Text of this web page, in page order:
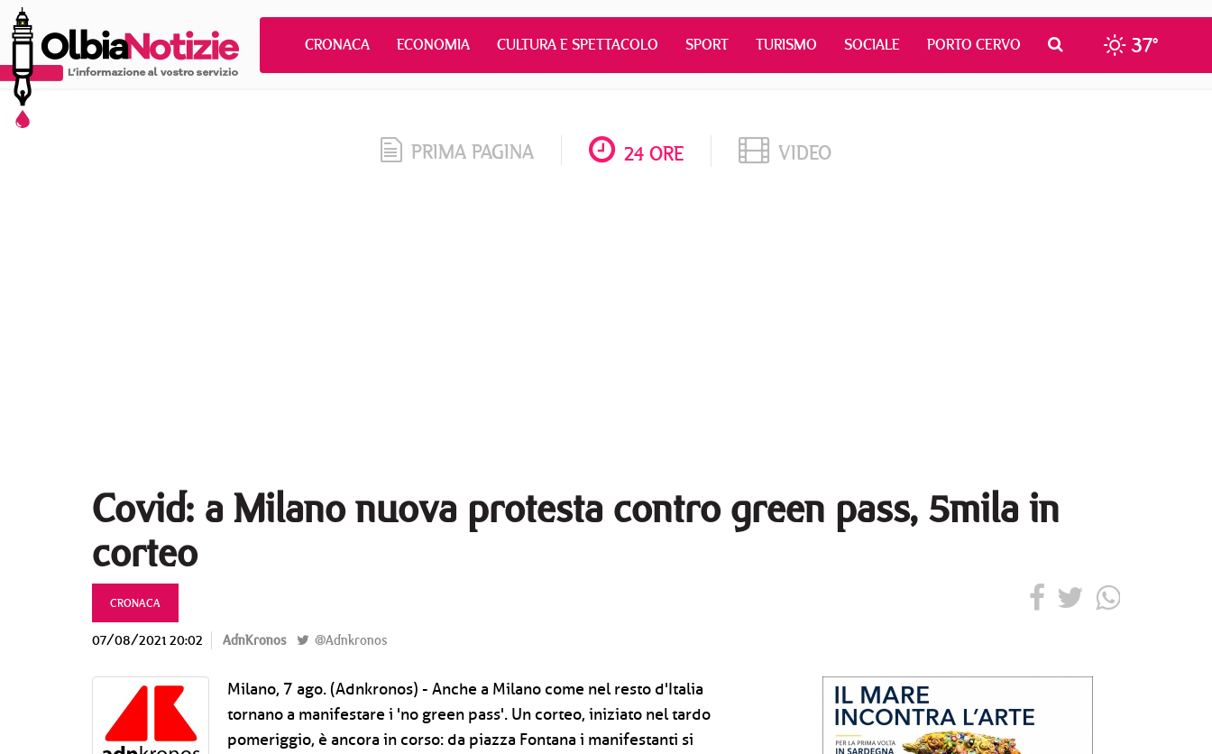
CRONACA ECONOMIA CULTURA E SPETTACOLO SPORT TURISMO SOCIALE PORTO CERVO 37°
PRIMA PAGINA 24 ORE VIDEO
Covid: a Milano nuova protesta contro green pass, 5mila in
corteo
CRONACA
07/08/2021 20:02 AdnKronos @Adnkronos
Milano, 7 ago. (Adnkronos) - Anche a Milano come nel resto d'Italia
tornano a manifestare i 'no green pass'. Un corteo, iniziato nel tardo
pomeriggio, è ancora in corso: da piazza Fontana i manifestanti si